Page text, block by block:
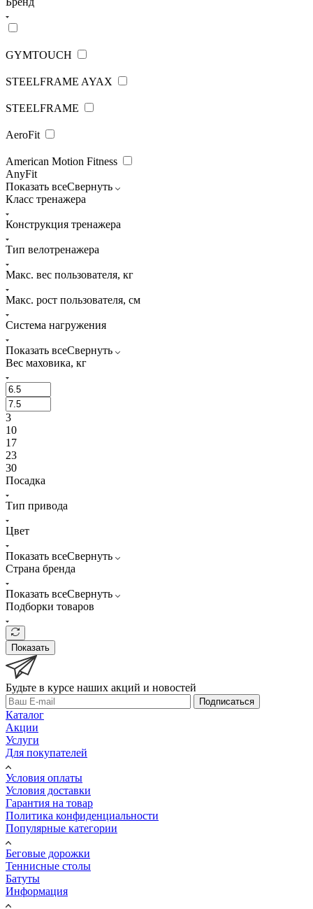
GYMTOUCH
STEELFRAME AYAX
STEELFRAME
AeroFit
American Motion Fitness
AnyFit
Показать всеСвернуть
Класс тренажера
Конструкция тренажера
Тип велотренажера
Макс. вес пользователя, кг
Макс. рост пользователя, см
Система нагружения
Показать всеСвернуть
Вес маховика, кг
3
10
17
23
30
Посадка
Тип привода
Цвет
Показать всеСвернуть
Страна бренда
Показать всеСвернуть
Подборки товаров
Показать
Будьте в курсе наших акций и новостей
Подписаться
Каталог
Акции
Услуги
Для покупателей
Условия оплаты
Условия доставки
Гарантия на товар
Политика конфиденциальности
Популярные категории
Беговые дорожки
Теннисные столы
Батуты
Информация